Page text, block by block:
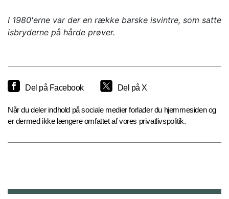
I 1980'erne var der en række barske isvintre, som satte
isbryderne på hårde prøver.
Del på Facebook Del på X
Når du deler indhold på sociale medier forlader du hjemmesiden og
er dermed ikke længere omfattet af vores privatlivspolitik.